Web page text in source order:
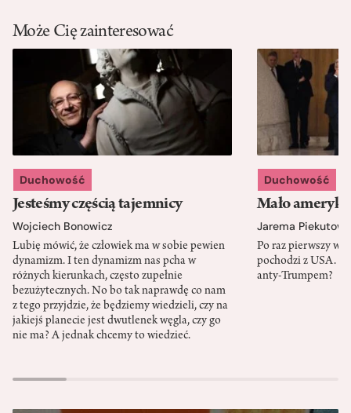
Może Cię zainteresować
Duchowość
Jesteśmy częścią tajemnicy
Wojciech Bonowicz
Lubię mówić, że człowiek ma w sobie pewien
dynamizm. I ten dynamizm nas pcha w
różnych kierunkach, często zupełnie
bezużytecznych. No bo tak naprawdę co nam
z tego przyjdzie, że będziemy wiedzieli, czy na
jakiejś planecie jest dwutlenek węgla, czy go
nie ma? A jednak chcemy to wiedzieć.
Duchowość
Mało
Jarema
Po raz pierwszy w
pochodzi z USA.
anty-Trumpem?